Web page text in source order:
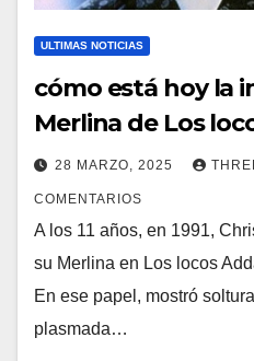
ULTIMAS NOTICIAS
cómo está hoy la
Merlina de Los
28 MARZO, 2025
COMENTARIOS
A los 11 años, en 1991,
su Merlina en Los locos
En ese papel, mostró
plasmada…